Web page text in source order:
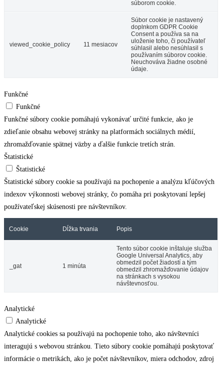
súborom cookie.
viewed_cookie_policy 11 mesiacov
Súbor cookie je nastavený
doplnkom GDPR Cookie
Consent a používa sa na
uloženie toho, či používateľ
súhlasil alebo nesúhlasil s
používaním súborov cookie.
Neuchováva žiadne osobné
údaje.
Funkčné
Funkčné
Funkčné súbory cookie pomáhajú vykonávať určité funkcie, ako je
zdieľanie obsahu webovej stránky na platformách sociálnych médií,
zhromažďovanie spätnej väzby a ďalšie funkcie tretích strán.
Štatistické
Štatistické
Štatistické súbory cookie sa používajú na pochopenie a analýzu kľúčových
indexov výkonnosti webovej stránky, čo pomáha pri poskytovaní lepšej
používateľskej skúsenosti pre návštevníkov.
Cookie Dĺžka trvania Popis
_gat 1 minúta
Tento súbor cookie inštaluje služba
Google Universal Analytics, aby
obmedzil počet žiadostí a tým
obmedzil zhromažďovanie údajov
na stránkach s vysokou
návštevnosťou.
Analytické
Analytické
Analytické cookies sa používajú na pochopenie toho, ako návštevníci
interagujú s webovou stránkou. Tieto súbory cookie pomáhajú poskytovať
informácie o metrikách, ako je počet návštevníkov, miera odchodov, zdroj